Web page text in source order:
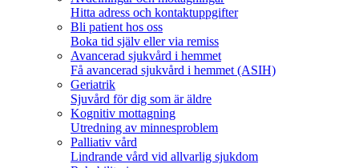
Hitta adress och kontaktuppgifter
Bli patient hos oss
Boka tid själv eller via remiss
Avancerad sjukvård i hemmet
Få avancerad sjukvård i hemmet (ASIH)
Geriatrik
Sjuvård för dig som är äldre
Kognitiv mottagning
Utredning av minnesproblem
Palliativ vård
Lindrande vård vid allvarlig sjukdom